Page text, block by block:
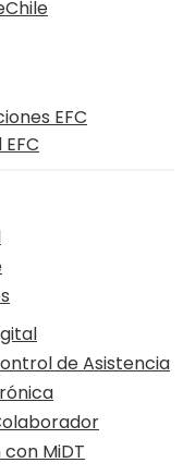
EFC
de Asistencia
MiDT